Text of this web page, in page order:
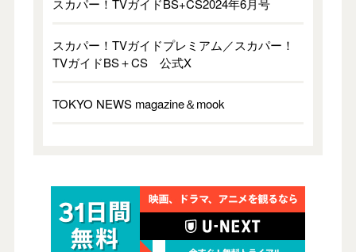
スカパー！TVガイドBS+CS2024年6月号
スカパー！TVガイドプレミアム／スカパー！
TVガイドBS＋CS 公式X
TOKYO NEWS magazine＆mook